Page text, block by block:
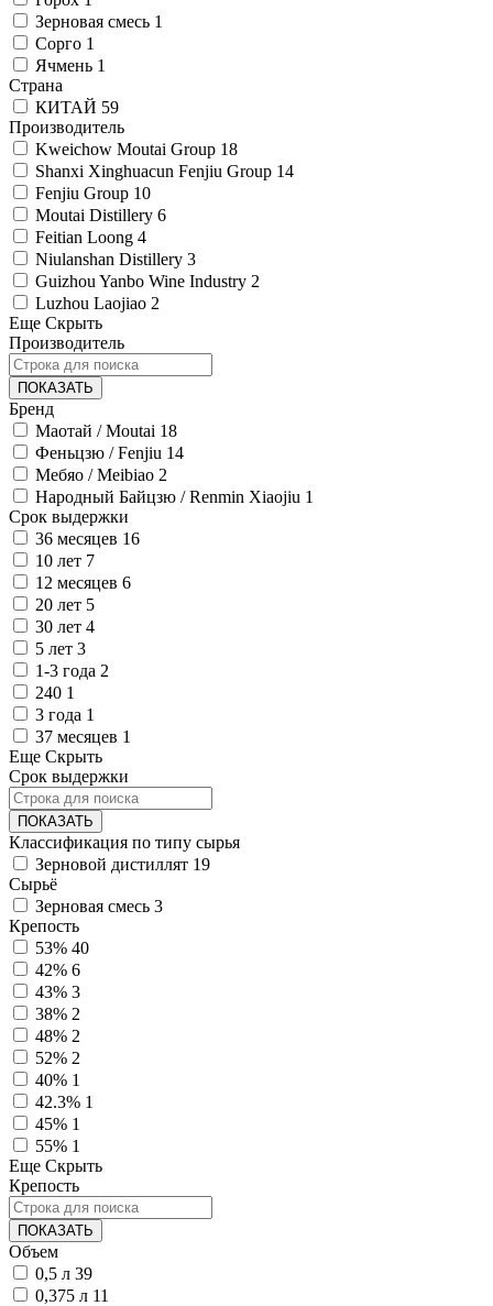
Зерновая смесь 1
Сорго 1
Ячмень 1
Страна
КИТАЙ 59
Производитель
Kweichow Moutai Group 18
Shanxi Xinghuacun Fenjiu Group 14
Fenjiu Group 10
Moutai Distillery 6
Feitian Loong 4
Niulanshan Distillery 3
Guizhou Yanbo Wine Industry 2
Luzhou Laojiao 2
Еще Скрыть
Производитель
ПОКАЗАТЬ
Бренд
Маотай / Moutai 18
Феньцзю / Fenjiu 14
Мебяо / Meibiao 2
Народный Байцзю / Renmin Xiaojiu 1
Срок выдержки
36 месяцев 16
10 лет 7
12 месяцев 6
20 лет 5
30 лет 4
5 лет 3
1-3 года 2
240 1
3 года 1
37 месяцев 1
Еще Скрыть
Срок выдержки
ПОКАЗАТЬ
Классификация по типу сырья
Зерновой дистиллят 19
Сырьё
Зерновая смесь 3
Крепость
53% 40
42% 6
43% 3
38% 2
48% 2
52% 2
40% 1
42.3% 1
45% 1
55% 1
Еще Скрыть
Крепость
ПОКАЗАТЬ
Объем
0,5 л 39
0,375 л 11